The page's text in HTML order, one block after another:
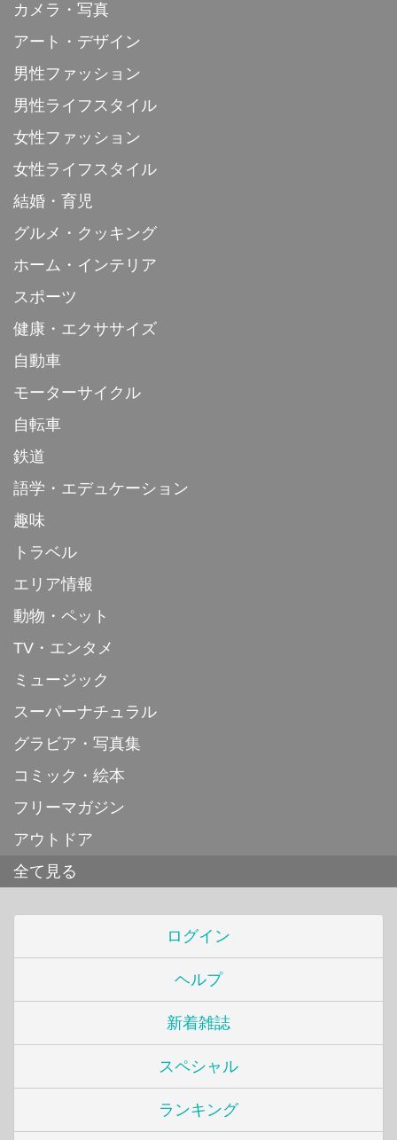
カメラ・写真
アート・デザイン
男性ファッション
男性ライフスタイル
女性ファッション
女性ライフスタイル
結婚・育児
グルメ・クッキング
ホーム・インテリア
スポーツ
健康・エクササイズ
自動車
モーターサイクル
自転車
鉄道
語学・エデュケーション
趣味
トラベル
エリア情報
動物・ペット
TV・エンタメ
ミュージック
スーパーナチュラル
グラビア・写真集
コミック・絵本
フリーマガジン
アウトドア
全て見る
ログイン
ヘルプ
新着雑誌
スペシャル
ランキング